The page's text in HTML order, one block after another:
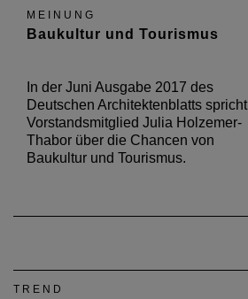
MEINUNG
Baukultur und Tourismus
In der Juni Ausgabe 2017 des
Deutschen Architektenblatts spricht
Vorstandsmitglied Julia Holzemer-
Thabor über die Chancen von
Baukultur und Tourismus.
TREND